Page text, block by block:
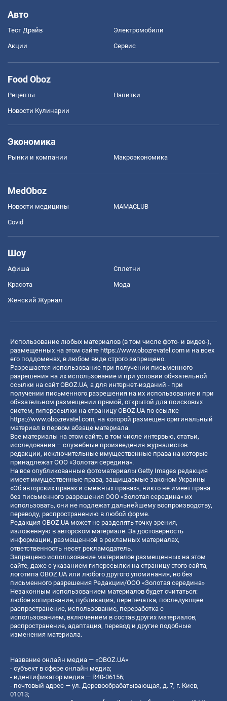
Авто
Тест Драйв Электромобили
Акции Сервис
Food Oboz
Рецепты Напитки
Новости Кулинарии
Экономика
Рынки и компании Mакроэкономика
MedOboz
Новости медицины MAMACLUB
Covid
Шоу
Афиша Сплетни
Красота Мода
Женский Журнал
Использование любых материалов (в том числе фото- и видео-),
размещенных на этом сайте https://www.obozrevatel.com и на всех
его поддоменах, в любом виде строго запрещено.
Разрешается использование при получении письменного
разрешения на их использование и при условии обязательной
ссылки на сайт OBOZ.UA, а для интернет-изданий - при
получении письменного разрешения на их использование и при
обязательном размещении прямой, открытой для поисковых
систем, гиперссылки на страницу OBOZ.UA по ссылке
https://www.obozrevatel.com, на которой размещен оригинальный
материал в первом абзаце материала.
Все материалы на этом сайте, в том числе интервью, статьи,
исследования – служебные произведения журналистов
редакции, исключительные имущественные права на которые
принадлежат ООО «Золотая середина».
На все опубликованные фотоматериалы Getty Images редакция
имеет имущественные права, защищаемые законом Украины
«Об авторских правах и смежных правах», никто не имеет права
без письменного разрешения ООО «Золотая середина» их
использовать, они не подлежат дальнейшему воспроизводству,
переводу, распространению в любой форме.
Редакция OBOZ.UA может не разделять точку зрения,
изложенную в авторском материале. За достоверность
информации, размещенной в рекламных материалах,
ответственность несет рекламодатель.
Запрещено использование материалов размещенных на этом
сайте, даже с указанием гиперссылки на страницу этого сайта,
логотипа OBOZ.UA или любого другого упоминания, но без
письменного разрешения Редакции/ООО «Золотая середина»
Незаконным использованием материалов будет считаться:
любое копирование, публикация, перепечатка, последующее
распространение, использование, переработка с
использованием, включением в состав других материалов,
распространение, адаптация, перевод и другие подобные
изменения материала.
Название онлайн медиа — «OBOZ.UA»
- субъект в сфере онлайн медиа;
- идентификатор медиа — R40-06156;
- почтовый адрес — ул. Деревообрабатывающая, д. 7, г. Киев,
01013;